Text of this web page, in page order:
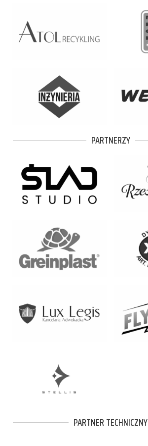
PARTNERZY
PARTNER TECHNICZNY